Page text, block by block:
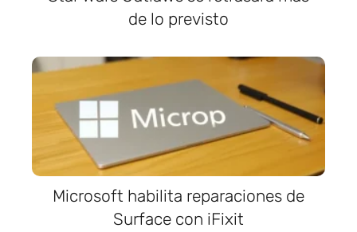
de lo previsto
Microsoft habilita reparaciones de
Surface con iFixit